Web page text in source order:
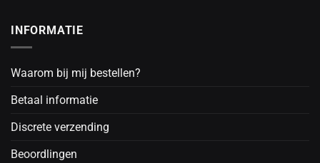
INFORMATIE
Waarom bij mij bestellen?
Betaal informatie
Discrete verzending
Beoordlingen